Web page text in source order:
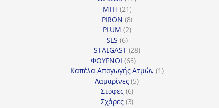
MTH 2121
προϊόντα
PIRON 88
προϊόντα
PLUM 22
SLS 66
προϊόντα
STALGAST 2828
ΦΟΥΡΝΟΙ 6666
προϊόντα
Καπέλα Απαγωγής Ατμών 11
Λαμαρίνες 55
Στόφες 66
προϊόντα
Σχάρες 33